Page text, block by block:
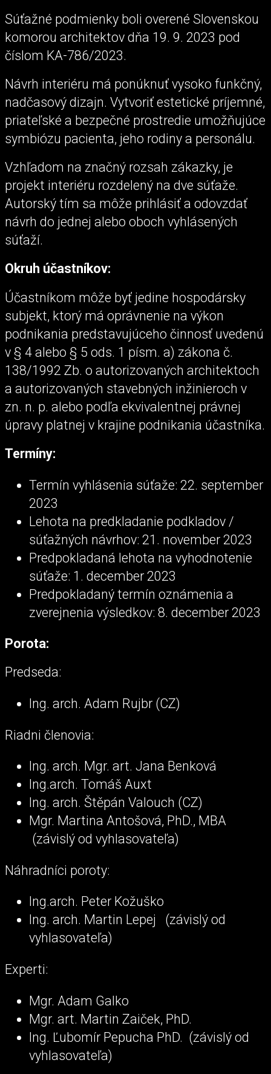
Súťažné podmienky boli overené Slovenskou
komorou architektov dňa 19. 9. 2023 pod
číslom KA-786/2023.
Návrh interiéru má ponúknuť vysoko funkčný,
nadčasový dizajn. Vytvoriť estetické príjemné,
priateľské a bezpečné prostredie umožňujúce
symbiózu pacienta, jeho rodiny a personálu.
Vzhľadom na značný rozsah zákazky, je
projekt interiéru rozdelený na dve súťaže.
Autorský tím sa môže prihlásiť a odovzdať
návrh do jednej alebo oboch vyhlásených
súťaží.
Okruh účastníkov:
Účastníkom môže byť jedine hospodársky
subjekt, ktorý má oprávnenie na výkon
podnikania predstavujúceho činnosť uvedenú
v § 4 alebo § 5 ods. 1 písm. a) zákona č.
138/1992 Zb. o autorizovaných architektoch
a autorizovaných stavebných inžinieroch v
zn. n. p. alebo podľa ekvivalentnej právnej
úpravy platnej v krajine podnikania účastníka.
Termíny:
Termín vyhlásenia súťaže: 22. september
2023
Lehota na predkladanie podkladov /
súťažných návrhov: 21. november 2023
Predpokladaná lehota na vyhodnotenie
súťaže: 1. december 2023
Predpokladaný termín oznámenia a
zverejnenia výsledkov: 8. december 2023
Porota:
Predseda:
Ing. arch. Adam Rujbr (CZ)
Riadni členovia:
Ing. arch. Mgr. art. Jana Benková
Ing.arch. Tomáš Auxt
Ing. arch. Štěpán Valouch (CZ)
Mgr. Martina Antošová, PhD., MBA
(závislý od vyhlasovateľa)
Náhradníci poroty:
Ing.arch. Peter Kožuško
Ing. arch. Martin Lepej (závislý od
vyhlasovateľa)
Experti:
Mgr. Adam Galko
Mgr. art. Martin Zaiček, PhD.
Ing. Ľubomír Pepucha PhD. (závislý od
vyhlasovateľa)